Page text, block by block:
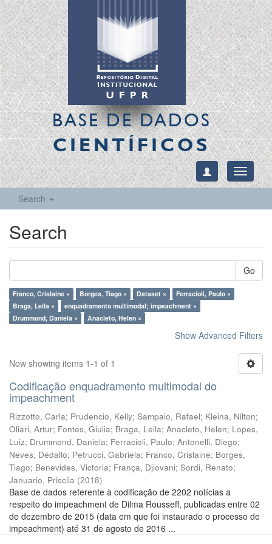
BASE DE DADOS
CIENTÍFICOS
Toggle
Search
Search
Go
Franco, Crislaine × Borges, Tiago × Dataset ×
Ferracioli, Paulo ×
Braga, Leila ×
enquadramento multimodal; impeachment ×
Drummond, Daniela ×
Anacleto, Helen ×
Show Advanced Filters
Now showing items 1-1 of 1
Codificação enquadramento multimodal do
impeachment
Rizzotto, Carla; Prudencio, Kelly; Sampaio, Rafael; Kleina, Nilton;
Oliari, Artur; Fontes, Giulia; Braga, Leila; Anacleto, Helen; Lopes,
Luiz; Drummond, Daniela; Ferracioli, Paulo; Antonelli, Diego;
Neves, Dédallo; Petrucci, Gabriela; Franco, Crislaine; Borges,
Tiago; Benevides, Victoria; França, Djiovani; Sordi, Renato;
Januario, Priscila (2018)
Base de dados referente à codificação de 2202 notícias a
respeito do impeachment de Dilma Rousseff, publicadas entre 02
de dezembro de 2015 (data em que foi instaurado o processo de
impeachment) até 31 de agosto de 2016 ...